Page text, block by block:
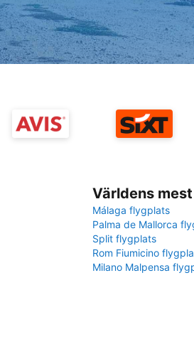
Världens
Málaga flygplats
Palma de Mallorca
Split flygplats
Rom Fiumicino
Milano Malpensa